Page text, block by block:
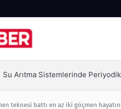
Su Arıtma Sistemlerinde
teknesi battı en az iki göçmen